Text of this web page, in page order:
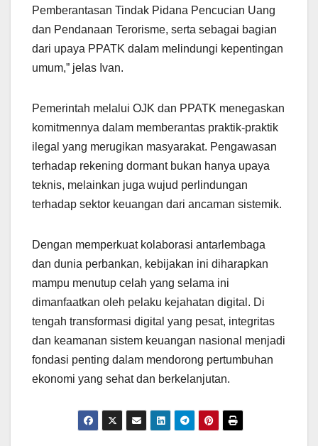
Pemberantasan Tindak Pidana Pencucian Uang
dan Pendanaan Terorisme, serta sebagai bagian
dari upaya PPATK dalam melindungi kepentingan
umum,” jelas Ivan.
Pemerintah melalui OJK dan PPATK menegaskan
komitmennya dalam memberantas praktik-praktik
ilegal yang merugikan masyarakat. Pengawasan
terhadap rekening dormant bukan hanya upaya
teknis, melainkan juga wujud perlindungan
terhadap sektor keuangan dari ancaman sistemik.
Dengan memperkuat kolaborasi antarlembaga
dan dunia perbankan, kebijakan ini diharapkan
mampu menutup celah yang selama ini
dimanfaatkan oleh pelaku kejahatan digital. Di
tengah transformasi digital yang pesat, integritas
dan keamanan sistem keuangan nasional menjadi
fondasi penting dalam mendorong pertumbuhan
ekonomi yang sehat dan berkelanjutan.